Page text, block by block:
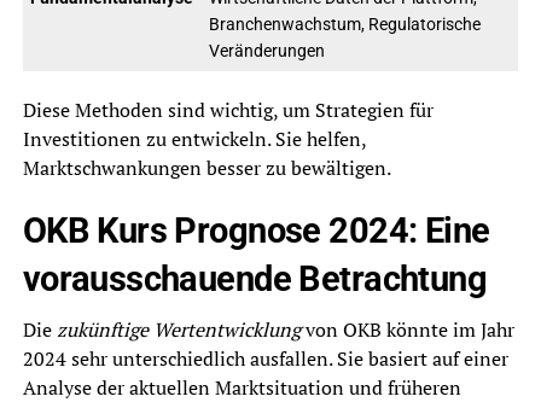
Branchenwachstum, Regulatorische
Veränderungen
Diese Methoden sind wichtig, um Strategien für
Investitionen zu entwickeln. Sie helfen,
Marktschwankungen besser zu bewältigen.
OKB Kurs Prognose 2024: Eine
vorausschauende Betrachtung
Diezukünftige Wertentwicklungvon OKB könnte im Jahr
2024 sehr unterschiedlich ausfallen. Sie basiert auf einer
Analyse der aktuellen Marktsituation und früheren